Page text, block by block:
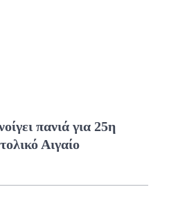
πανιά για 25η
Αιγαίο